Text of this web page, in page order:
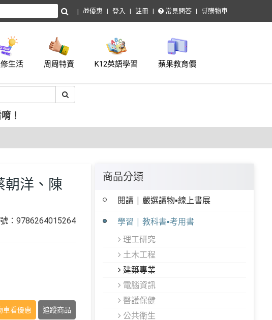
🎁優惠 登入 註冊 常見問答 🛒購物車
生活 周周特賣 K12英語學習 蘋果教育價
！
商品分類
閱讀 | 嚴選讀物▪線上書展
學習 | 教科書▪考用書
理工研究
土木工程
建築專業
電腦資訊
醫護保健
公共衛生
朝洋、陳
：9786264015264
車看優惠 追蹤商品